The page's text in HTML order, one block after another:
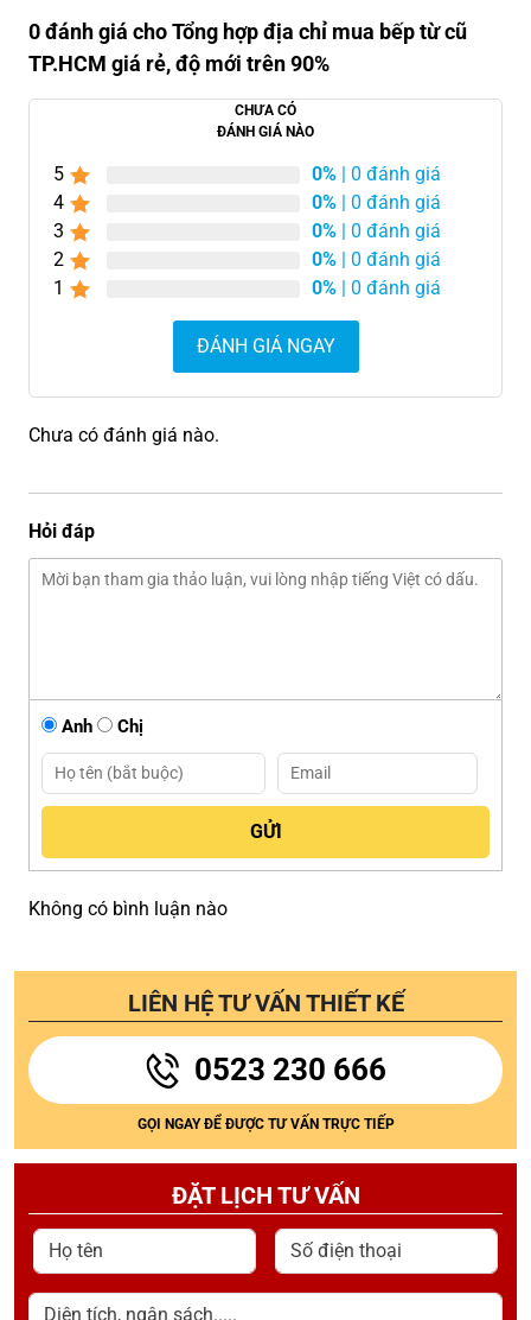
0 đánh giá cho Tổng hợp địa chỉ mua bếp từ cũ
TP.HCM giá rẻ, độ mới trên 90%
CHƯA CÓ
ĐÁNH GIÁ NÀO
5 0% | 0 đánh giá
4
0% | 0 đánh giá
3
0% | 0 đánh giá
2
0% | 0 đánh giá
1
0% | 0 đánh giá
ĐÁNH GIÁ NGAY
Chưa có đánh giá nào.
Hỏi đáp
Anh Chị
Không có bình luận nào
LIÊN HỆ TƯ VẤN THIẾT KẾ
0523 230 666
GỌI NGAY ĐỂ ĐƯỢC TƯ VẤN TRỰC TIẾP
ĐẶT LỊCH TƯ VẤN
Họ tên Số điện thoại
Diện tích, ngân sách.....